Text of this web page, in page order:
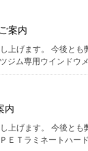
案内
上げます。 今後とも
ジム専用ウインド
内
上げます。 今後とも
ＥＴラミネートハ